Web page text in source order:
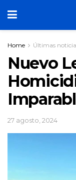
Home Últimas
Nuevo
27 agosto, 2024